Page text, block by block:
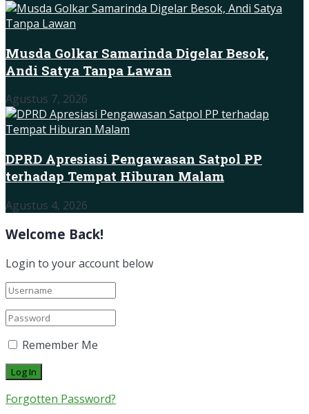
Musda Golkar Samarinda Digelar Besok,
Andi Satya Tanpa Lawan
Agustus 7, 2026
DPRD Apresiasi Pengawasan Satpol PP
terhadap Tempat Hiburan Malam
Agustus 4, 2026
Welcome Back!
Login to your account below
Remember Me
Forgotten Password?